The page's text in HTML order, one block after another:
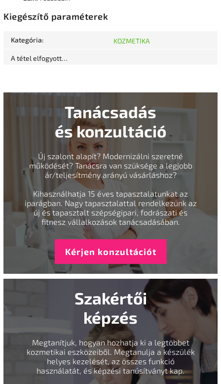
Kiegészítő paraméterek
Kategória: KOZMETIKA
A tétel elfogyott…
Tanácsadás
és konzultáció
Új szalont alapít? Modernizálni szeretné
működését? Tanácsra van szüksége a legjobb
ár/teljesítmény arányú vásárláshoz?
Kihasználhatja 15 éves tapasztalatunkat az
iparágban. Nagy tapasztalattal rendelkezünk az
új és tapasztalt szépségipari, fodrászati és
fitnesz vállalkozások tanácsadásában.
Kérjen konzultációt
Szakértői
képzés
Megtanítjuk, hogyan hozhatja ki a legtöbbet
kozmetikai eszközeiből. Megtanulja a készülék
helyes kezelését, az összes funkció
használatát, és képzési tanúsítványt kap.